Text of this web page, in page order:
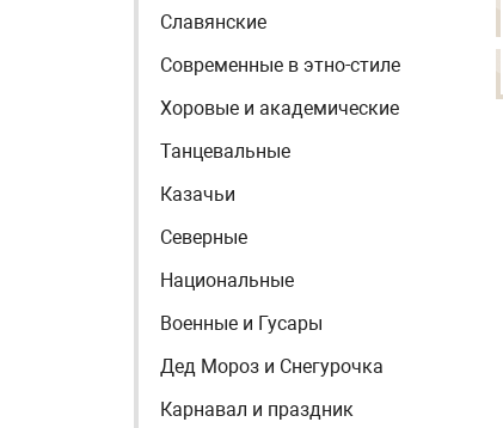
Славянские
Современные в этно-стиле
Хоровые и академические
Танцевальные
Казачьи
Северные
Национальные
Военные и Гусары
Дед Мороз и Снегурочка
Карнавал и праздник